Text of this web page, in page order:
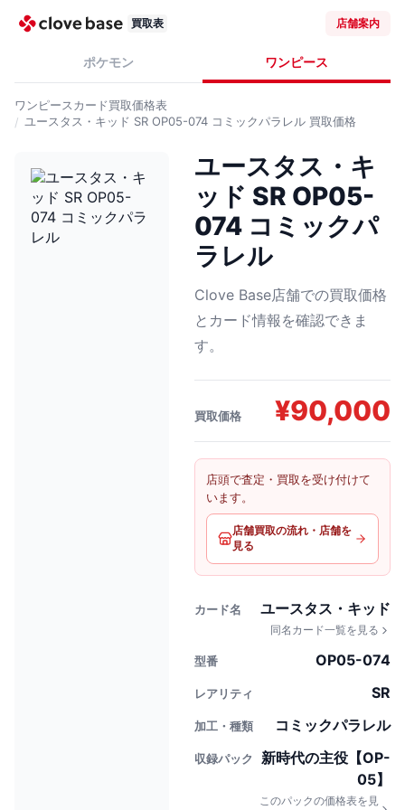
買取表 店舗案内
ポケモン ワンピース
ワンピースカード買取価格表
ユースタス・キッド SR OP05-074 コミックパラレル 買取価格
ユースタス・キ
ッド SR OP05-
074 コミックパ
ラレル
Clove Base店舗での買取価格
とカード情報を確認できま
す。
買取価格 ¥90,000
店頭で査定・買取を受け付けて
います。
店舗買取の流れ・店舗を
見る
カード名 ユースタス・キッド
同名カード一覧を見る
型番 OP05-074
レアリティ SR
加工・種類 コミックパラレル
収録パック
新時代の主役【OP-
05】
このパックの価格表を見